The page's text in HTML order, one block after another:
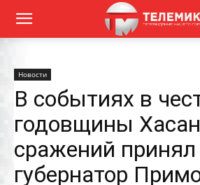
Новости
В событиях в
годовщины
сражений принял
губернатор